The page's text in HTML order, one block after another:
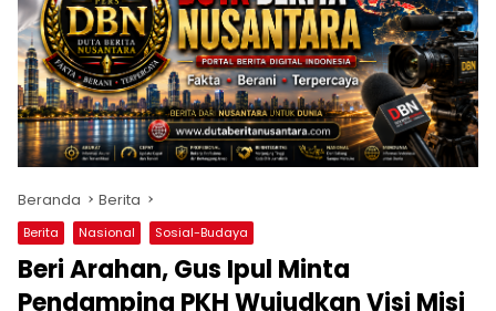
Beranda Berita
Berita Nasional Sosial-Budaya
Beri Arahan, Gus Ipul Minta
Pendamping PKH Wujudkan Visi Misi